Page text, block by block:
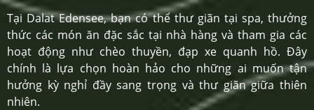
Tại Dalat Edensee, bạn có thể thư giãn tại spa, thưởng
thức các món ăn đặc sắc tại nhà hàng và tham gia các
hoạt động như chèo thuyền, đạp xe quanh hồ. Đây
chính là lựa chọn hoàn hảo cho những ai muốn tận
hưởng kỳ nghỉ đầy sang trọng và thư giãn giữa thiên
nhiên.